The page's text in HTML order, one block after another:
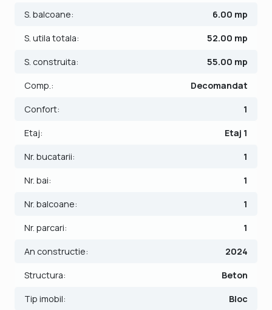
Finisajele interioare sunt moderne:
- Usa intrare: metal;
- Tamplarie ferestre: pvc;
Incalzirea se realizeaza prin intermediul centralei proprii
parcare, se poate achizitiona separat.
Pretul este de 59.790€ - COMISION 0%.
Se accepta ca si modalitate de plata surse proprii sau
ID intern: V6989
S. balcoane: 6.00 mp
S. utila totala: 52.00 mp
S. construita: 55.00 mp
Comp.: Decomandat
Confort: 1
Etaj: Etaj 1
Nr. bucatarii: 1
Nr. bai: 1
Nr. balcoane: 1
Nr. parcari: 1
An constructie: 2024
Structura: Beton
Tip imobil: Bloc